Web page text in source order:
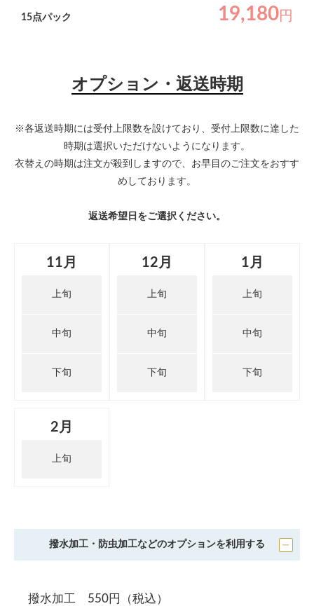
15点パック 19,180円
オプション・返送時期
※各返送時期には受付上限数を設けており、受付上限数に達した
時期は選択いただけないようになります。
衣替えの時期は注文が殺到しますので、お早目のご注文をおすす
めしております。
返送希望日をご選択ください。
11月
上旬
中旬
下旬
12月
上旬
中旬
下旬
1月
上旬
中旬
下旬
2月
上旬
撥水加工・防虫加工などのオプションを利用する
撥水加工 550円（税込）